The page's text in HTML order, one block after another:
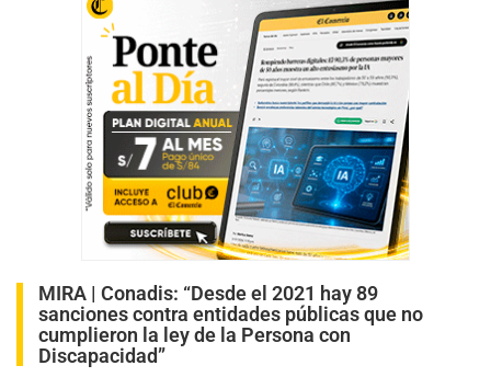
MIRA | Conadis: “Desde el 2021 hay 89
sanciones contra entidades públicas que no
cumplieron la ley de la Persona con
Discapacidad”